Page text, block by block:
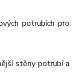
potrubích pro
stěny potrubí a